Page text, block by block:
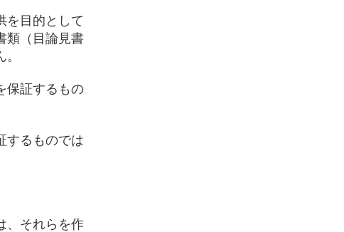
を目的として
類（目論見書
保証するもの
するものでは
、それらを作